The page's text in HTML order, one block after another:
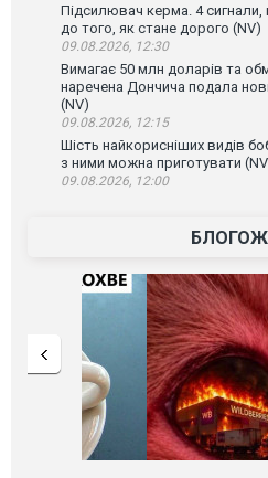
Підсилювач керма. 4
до того, як стане дорого (NV)
09.08.2026, 12:30
Вимагає 50 млн доларів та
наречена Дончича подала
(NV)
09.08.2026, 12:15
Шість найкорисніших видів
з ними можна приготувати
09.08.2026, 12:00